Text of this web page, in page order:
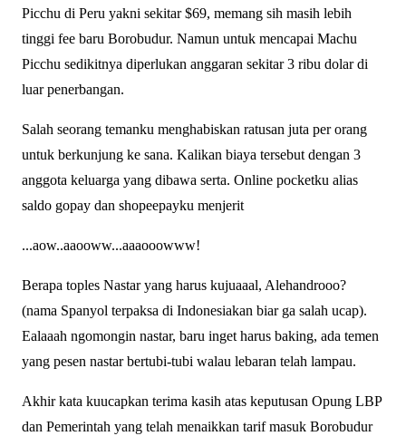
Picchu di Peru yakni sekitar $69, memang sih masih lebih
tinggi fee baru Borobudur. Namun untuk mencapai Machu
Picchu sedikitnya diperlukan anggaran sekitar 3 ribu dolar di
luar penerbangan.
Salah seorang temanku menghabiskan ratusan juta per orang
untuk berkunjung ke sana. Kalikan biaya tersebut dengan 3
anggota keluarga yang dibawa serta. Online pocketku alias
saldo gopay dan shopeepayku menjerit
...aow..aaooww...aaaooowww!
Berapa toples Nastar yang harus kujuaaal, Alehandrooo?
(nama Spanyol terpaksa di Indonesiakan biar ga salah ucap).
Ealaaah ngomongin nastar, baru inget harus baking, ada temen
yang pesen nastar bertubi-tubi walau lebaran telah lampau.
Akhir kata kuucapkan terima kasih atas keputusan Opung LBP
dan Pemerintah yang telah menaikkan tarif masuk Borobudur